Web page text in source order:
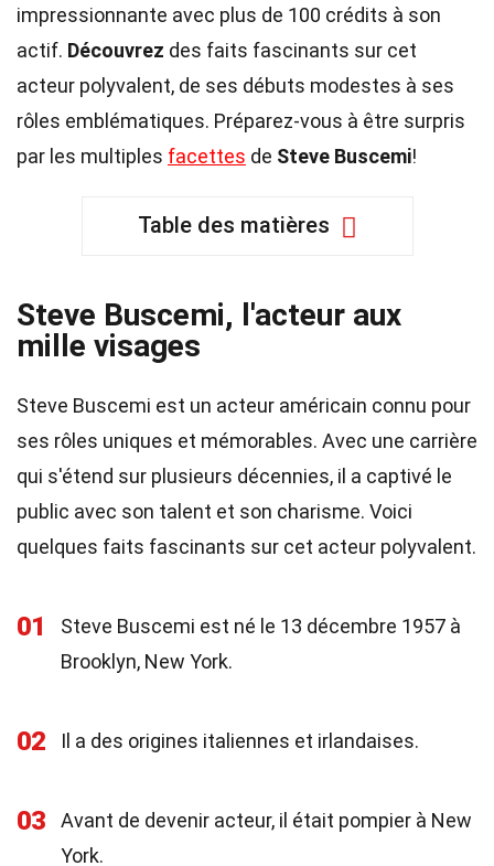
impressionnante avec plus de 100 crédits à son
actif. Découvrez des faits fascinants sur cet
acteur polyvalent, de ses débuts modestes à ses
rôles emblématiques. Préparez-vous à être surpris
par les multiples facettes de Steve Buscemi!
Table des matières
Steve Buscemi, l'acteur aux
mille visages
Steve Buscemi est un acteur américain connu pour
ses rôles uniques et mémorables. Avec une carrière
qui s'étend sur plusieurs décennies, il a captivé le
public avec son talent et son charisme. Voici
quelques faits fascinants sur cet acteur polyvalent.
01
Steve Buscemi est né le 13 décembre 1957 à
Brooklyn, New York.
02 Il a des origines italiennes et irlandaises.
03
Avant de devenir acteur, il était pompier à New
York.